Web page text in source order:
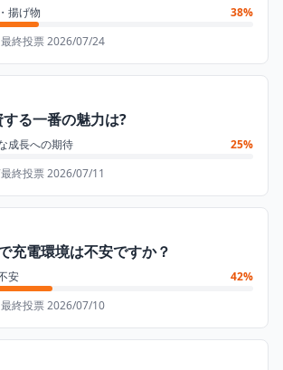
揚げ物
38%
最終投票 2026/07/24
る一番の魅力は?
成長への期待
25%
最終投票 2026/07/11
充電環境は不安ですか？
安
42%
最終投票 2026/07/10